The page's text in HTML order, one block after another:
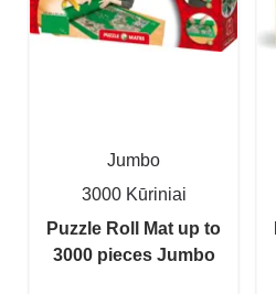
Jumbo
3000 Kūriniai
Puzzle Roll Mat up to
3000 pieces Jumbo